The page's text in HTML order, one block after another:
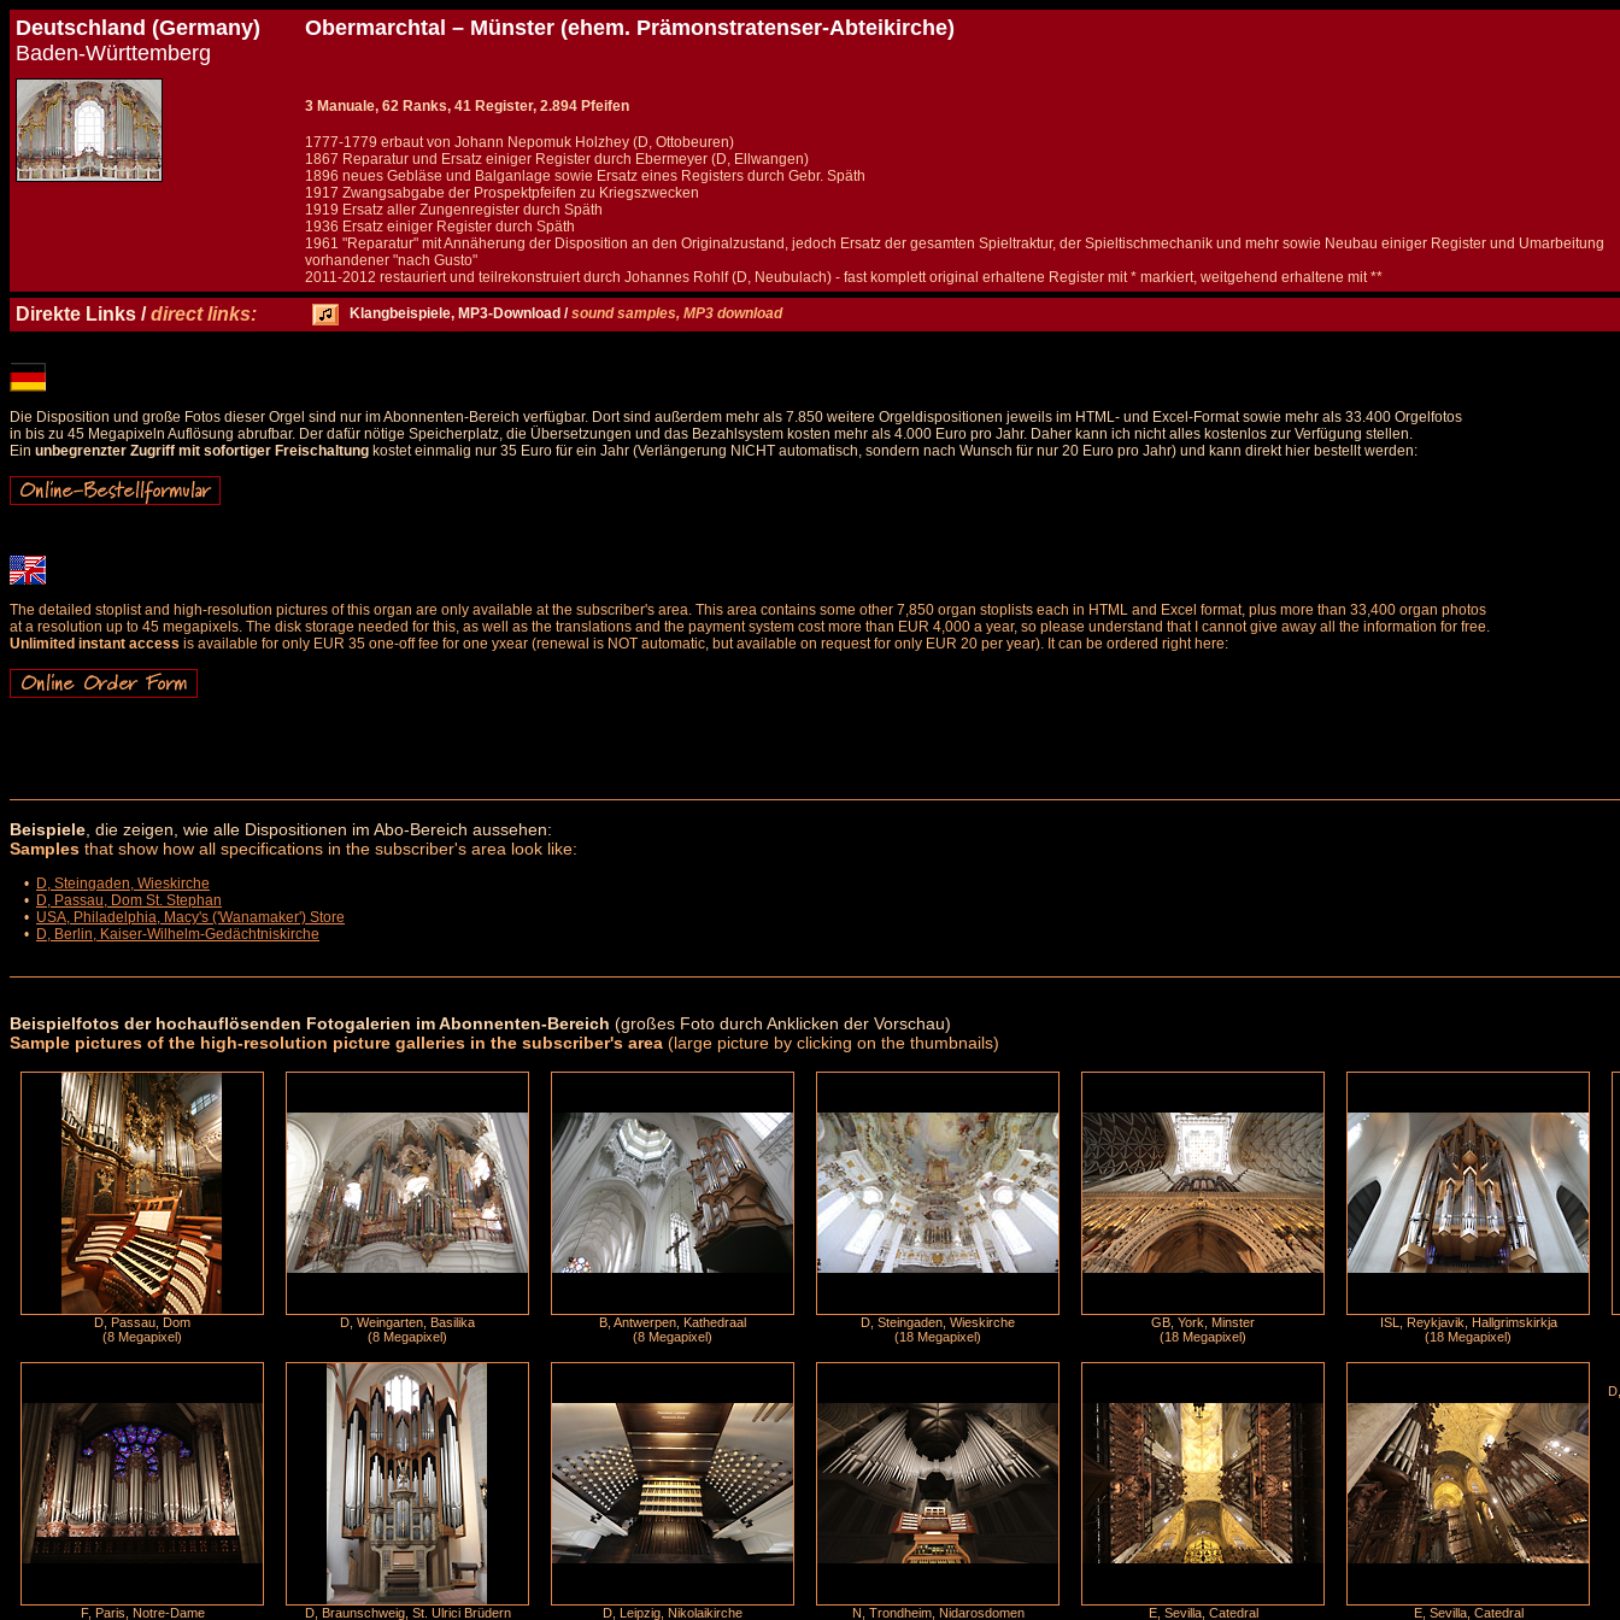
Deutschland (Germany)
Baden-Württemberg
Obermarchtal – Münster (ehem. Prämonstratenser-Abteikirche)
3 Manuale, 62 Ranks, 41 Register, 2.894 Pfeifen
1777-1779 erbaut von Johann Nepomuk Holzhey (D, Ottobeuren)
1867 Reparatur und Ersatz einiger Register durch Ebermeyer (D, Ellwangen)
1896 neues Gebläse und Balganlage sowie Ersatz eines Registers durch Gebr. Späth
1917 Zwangsabgabe der Prospektpfeifen zu Kriegszwecken
1919 Ersatz aller Zungenregister durch Späth
1936 Ersatz einiger Register durch Späth
1961 "Reparatur" mit Annäherung der Disposition an den Originalzustand, jedoch Ersatz der gesamten Spieltraktur, der Spieltischmechanik und mehr sowie Neubau einiger Register und Umarbeitung
vorhandener "nach Gusto"
2011-2012 restauriert und teilrekonstruiert durch Johannes Rohlf (D, Neubulach) - fast komplett original erhaltene Register mit * markiert, weitgehend erhaltene mit **
Direkte Links /direct links: Klangbeispiele, MP3-Download /sound samples, MP3 download
Die Disposition und große Fotos dieser Orgel sind nur im Abonnenten-Bereich verfügbar. Dort sind außerdem mehr als 7.850 weitere Orgeldispositionen jeweils im HTML- und Excel-Format sowie mehr als 33.400 Orgelfotos
in bis zu 45 Megapixeln Auflösung abrufbar. Der dafür nötige Speicherplatz, die Übersetzungen und das Bezahlsystem kosten mehr als 4.000 Euro pro Jahr. Daher kann ich nicht alles kostenlos zur Verfügung stellen.
Ein unbegrenzter Zugriff mit sofortiger Freischaltung kostet einmalig nur 35 Euro für ein Jahr (Verlängerung NICHT automatisch, sondern nach Wunsch für nur 20 Euro pro Jahr) und kann direkt hier bestellt werden:
The detailed stoplist and high-resolution pictures of this organ are only available at the subscriber's area. This area contains some other 7,850 organ stoplists each in HTML and Excel format, plus more than 33,400 organ photos
at a resolution up to 45 megapixels. The disk storage needed for this, as well as the translations and the payment system cost more than EUR 4,000 a year, so please understand that I cannot give away all the information for free.
Unlimited instant access is available for only EUR 35 one-off fee for one yxear (renewal is NOT automatic, but available on request for only EUR 20 per year). It can be ordered right here:
Beispiele , die zeigen, wie alle Dispositionen im Abo-Bereich aussehen:
Samples that show how all specifications in the subscriber's area look like:
• D, Steingaden, Wieskirche
• D, Passau, Dom St. Stephan
• USA, Philadelphia, Macy's ('Wanamaker') Store
• D, Berlin, Kaiser-Wilhelm-Gedächtniskirche
Beispielfotos der hochauflösenden Fotogalerien im Abonnenten-Bereich (großes Foto durch Anklicken der Vorschau)
Sample pictures of the high-resolution picture galleries in the subscriber's area (large picture by clicking on the thumbnails)
D, Passau, Dom
(8 Megapixel)
D, Weingarten, Basilika
(8 Megapixel)
B, Antwerpen, Kathedraal
(8 Megapixel)
D, Steingaden, Wieskirche
(18 Megapixel)
GB, York, Minster
(18 Megapixel)
ISL, Reykjavik, Hallgrimskirkja
(18 Megapixel)
F, Paris, Notre-Dame D, Braunschweig, St. Ulrici Brüdern D, Leipzig, Nikolaikirche N, Trondheim, Nidarosdomen E, Sevilla, Catedral E, Sevilla, Catedral